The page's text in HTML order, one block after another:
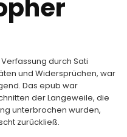
durch Sati
und Widersprüchen, war
Das epub war
der Langeweile, die
unterbrochen wurden,
zurückließ.